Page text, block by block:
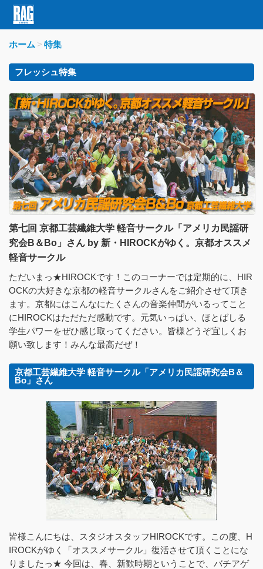
ホーム 特集
フレッシュ特集
第七回 京都工芸繊維大学 軽音サークル「アメリカ民謡研
究会B＆Bo」さん by 新・HIROCKがゆく。京都オススメ
軽音サークル
ただいまっ★HIROCKです！このコーナーでは定期的に、HIR
OCKの大好きな京都の軽音サークルさんをご紹介させて頂き
ます。京都にはこんなにたくさんの音楽仲間がいるってこと
にHIROCKはただただ感動です。元気いっぱい、ほとばしる
学生パワーをぜひ感じ取ってください。皆様どうぞ宜しくお
願い致します！みんな最高だぜ！
京都工芸繊維大学 軽音サークル「アメリカ民謡研究会B＆
Bo」さん
皆様こんにちは、スタジオスタッフHIROCKです。この度、H
IROCKがゆく「オススメサークル」復活させて頂くことにな
りましたっ★ 今回は、春、新歓時期ということで、バチアゲ